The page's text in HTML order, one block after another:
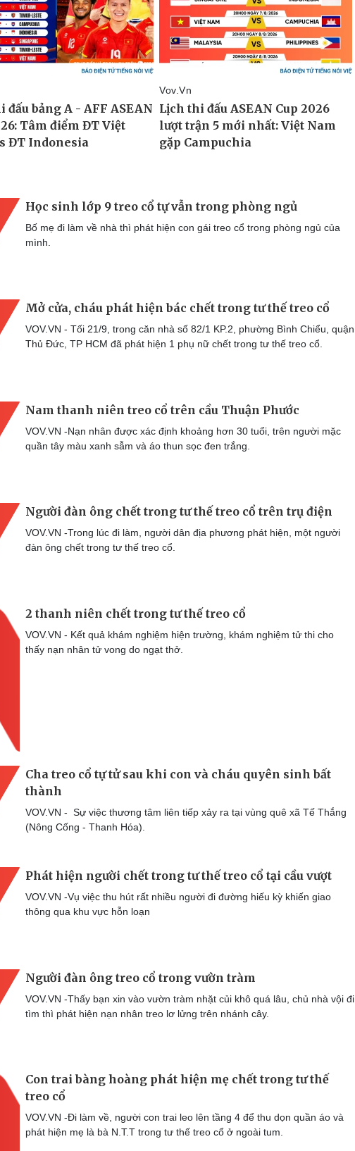
Học sinh lớp 9 treo cổ tự vẫn trong phòng ngủ
Bố mẹ đi làm về nhà thì phát hiện con gái treo cổ trong phòng ngủ của
mình.
Mở cửa, cháu phát hiện bác chết trong tư thế treo cổ
VOV.VN - Tối 21/9, trong căn nhà số 82/1 KP.2, phường Bình Chiểu, quận
Thủ Đức, TP HCM đã phát hiện 1 phụ nữ chết trong tư thế treo cổ.
Nam thanh niên treo cổ trên cầu Thuận Phước
VOV.VN -Nạn nhân được xác định khoảng hơn 30 tuổi, trên người mặc
quần tây màu xanh sẫm và áo thun sọc đen trắng.
Người đàn ông chết trong tư thế treo cổ trên trụ điện
VOV.VN -Trong lúc đi làm, người dân địa phương phát hiện, một người
đàn ông chết trong tư thế treo cổ.
2 thanh niên chết trong tư thế treo cổ
VOV.VN - Kết quả khám nghiệm hiện trường, khám nghiệm tử thi cho
thấy nạn nhân tử vong do ngạt thở.
Cha treo cổ tự tử sau khi con và cháu quyên sinh bất
thành
VOV.VN - Sự việc thương tâm liên tiếp xảy ra tại vùng quê xã Tế Thắng
(Nông Cống - Thanh Hóa).
Phát hiện người chết trong tư thế treo cổ tại cầu vượt
VOV.VN -Vụ việc thu hút rất nhiều người đi đường hiếu kỳ khiến giao
thông qua khu vực hỗn loạn
Người đàn ông treo cổ trong vườn tràm
VOV.VN -Thấy bạn xin vào vườn tràm nhặt củi khô quá lâu, chủ nhà vội đi
tìm thì phát hiện nạn nhân treo lơ lửng trên nhánh cây.
Con trai bàng hoàng phát hiện mẹ chết trong tư thế
treo cổ
VOV.VN -Đi làm về, người con trai leo lên tầng 4 để thu dọn quần áo và
phát hiện mẹ là bà N.T.T trong tư thế treo cổ ở ngoài tum.